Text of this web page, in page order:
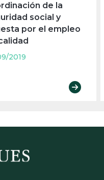
de la
social y
por el empleo
2019